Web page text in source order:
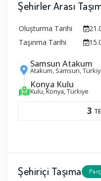
Şehirler Arası
Oluşturma Tarihi
Taşınma Tarihi
Samsun Atakum
Atakum, Samsun,
Konya Kulu
Kulu, Konya, Türkiye
3
Şehiriçi Taşıma